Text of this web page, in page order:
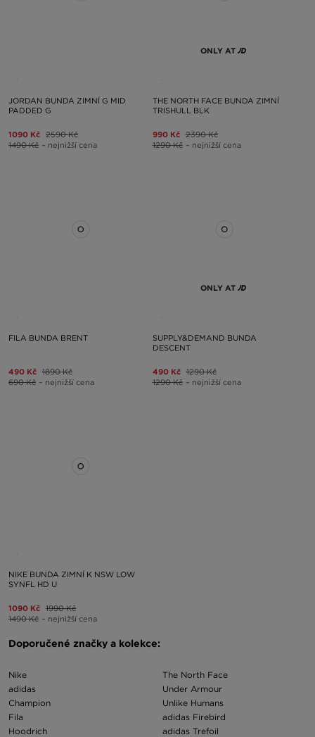
JORDAN BUNDA ZIMNÍ G MID
PADDED G
1090 Kč 2590 Kč
1490 Kč – nejnižší cena
ONLY AT
THE NORTH FACE BUNDA ZIMNÍ
TRISHULL BLK
990 Kč 2390 Kč
1290 Kč – nejnižší cena
FILA BUNDA BRENT
490 Kč 1890 Kč
690 Kč – nejnižší cena
ONLY AT
SUPPLY&DEMAND BUNDA
DESCENT
490 Kč 1290 Kč
1290 Kč – nejnižší cena
NIKE BUNDA ZIMNÍ K NSW LOW
SYNFL HD U
1090 Kč 1990 Kč
1490 Kč – nejnižší cena
Doporučené značky a kolekce:
Nike
adidas
Champion
Fila
Hoodrich
The North Face
Under Armour
Unlike Humans
adidas Firebird
adidas Trefoil